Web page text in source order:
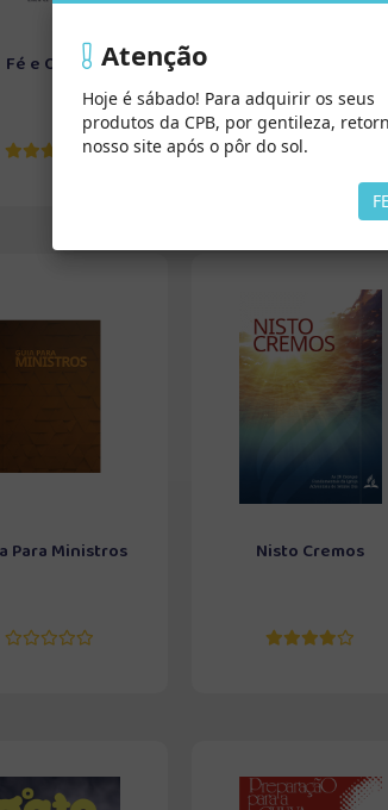
Fé e Obras
Coleção: Gran...
Para Ministros Nisto Cremos
Atenção
Hoje é sábado! Para adquirir os seus
produtos da CPB, por gentileza,
nosso site após o pôr do sol.